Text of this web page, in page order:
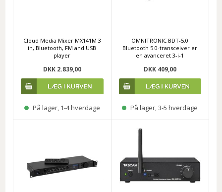
Cloud Media Mixer MX141M 3
in, Bluetooth, FM and USB
player
DKK 2.839,00
På lager, 1-4 hverdage
OMNITRONIC BDT-5.0
Bluetooth 5.0-transceiver er
en avanceret 3-i-1
DKK 409,00
På lager, 3-5 hverdage